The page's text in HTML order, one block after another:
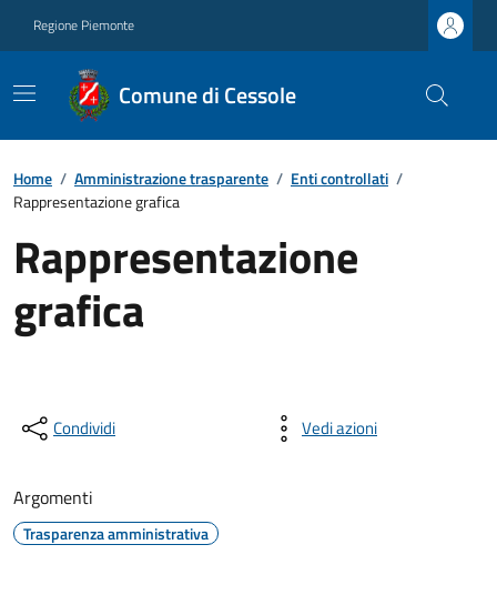
Regione Piemonte
Comune di Cessole
Home / Amministrazione trasparente / Enti controllati /
Rappresentazione grafica
Rappresentazione
grafica
Condividi Vedi azioni
Argomenti
Trasparenza amministrativa